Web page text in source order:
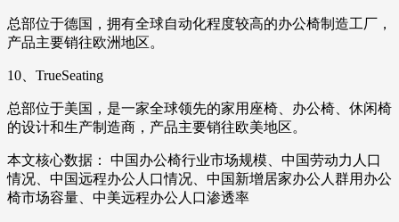
总部位于德国，拥有全球自动化程度较高的办公椅制造工厂，
产品主要销往欧洲地区。
10、TrueSeating
总部位于美国，是一家全球领先的家用座椅、办公椅、休闲椅
的设计和生产制造商，产品主要销往欧美地区。
本文核心数据： 中国办公椅行业市场规模、中国劳动力人口
情况、中国远程办公人口情况、中国新增居家办公人群用办公
椅市场容量、中美远程办公人口渗透率